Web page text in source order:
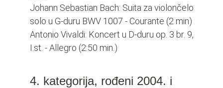
Johann Sebastian Bach: Suita za violončelo
solo u G-duru BWV 1007 - Courante (2 min)
Antonio Vivaldi: Koncert u D-duru op. 3 br. 9,
I.st. - Allegro (2:50 min.)
4. kategorija, rođeni 2004. i